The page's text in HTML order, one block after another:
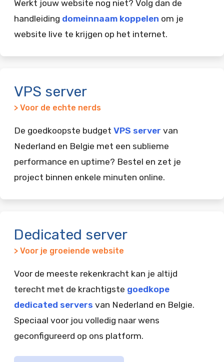
Werkt jouw website nog niet? Volg dan de
handleiding domeinnaam koppelen om je
website live te krijgen op het internet.
VPS server
> Voor de echte nerds
De goedkoopste budget VPS server van
Nederland en Belgie met een sublieme
performance en uptime? Bestel en zet je
project binnen enkele minuten online.
Dedicated server
> Voor je groeiende website
Voor de meeste rekenkracht kan je altijd
terecht met de krachtigste goedkope
dedicated servers van Nederland en Belgie.
Speciaal voor jou volledig naar wens
geconfigureerd op ons platform.